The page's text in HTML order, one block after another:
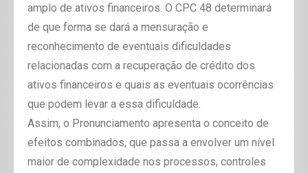
amplo de ativos financeiros. O CPC 48 determinará
de que forma se dará a mensuração e
reconhecimento de eventuais dificuldades
relacionadas com a recuperação de crédito dos
ativos financeiros e quais as eventuais ocorrências
que podem levar a essa dificuldade.
Assim, o Pronunciamento apresenta o conceito de
efeitos combinados, que passa a envolver um nível
maior de complexidade nos processos, controles